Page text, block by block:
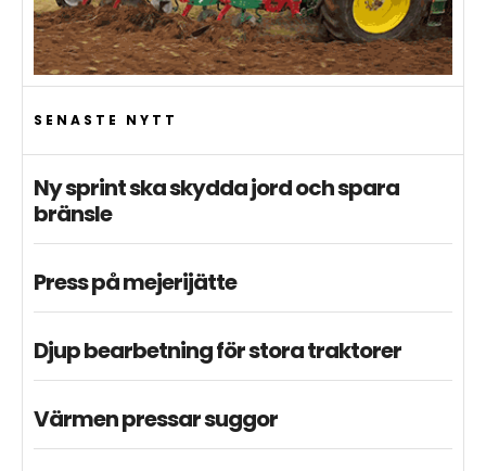
SENASTE NYTT
Ny sprint ska skydda jord och spara
bränsle
Press på mejerijätte
Djup bearbetning för stora traktorer
Värmen pressar suggor